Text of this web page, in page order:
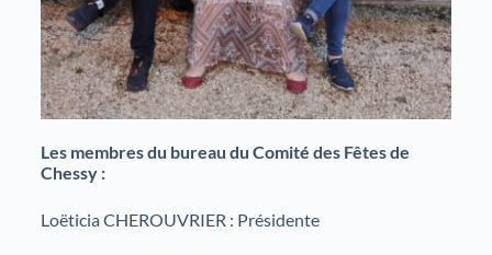
Les membres du bureau du Comité des Fêtes de
Chessy :
Loëticia CHEROUVRIER : Présidente